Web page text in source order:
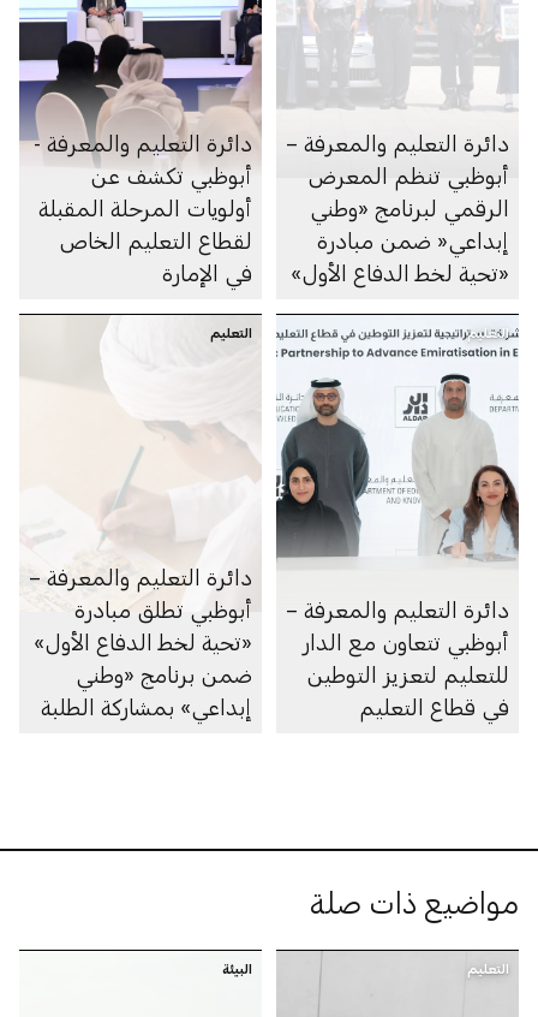
دائرة التعليم والمعرفة –
أبوظبي تنظم المعرض
الرقمي لبرنامج «وطني
إبداعي« ضمن مبادرة
«تحية لخط الدفاع الأول»
دائرة التعليم والمعرفة -
أبوظبي تكشف عن
أولويات المرحلة المقبلة
لقطاع التعليم الخاص
في الإمارة
التعليم
دائرة التعليم والمعرفة –
أبوظبي تتعاون مع الدار
للتعليم لتعزيز التوطين
في قطاع التعليم
التعليم
دائرة التعليم والمعرفة –
أبوظبي تطلق مبادرة
«تحية لخط الدفاع الأول»
ضمن برنامج «وطني
إبداعي» بمشاركة الطلبة
مواضيع ذات صلة
التعليم البيئة